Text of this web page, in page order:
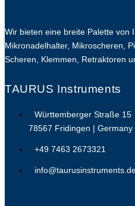
Wir bieten eine breite Palette von
Mikronadelhalter, Mikroscheren,
Scheren, Klemmen, Retraktoren
TAURUS Instruments
Württemberger Straße 15
78567 Fridingen | Germany
+49 7463 2673321